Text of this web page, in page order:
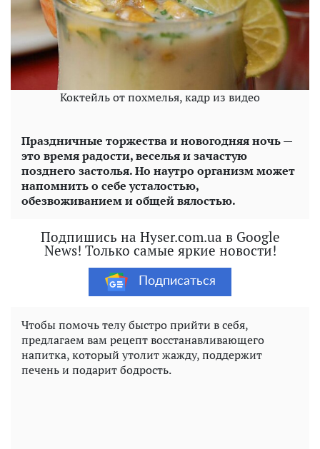
Коктейль от похмелья, кадр из видео
Праздничные торжества и новогодняя ночь —
это время радости, веселья и зачастую
позднего застолья. Но наутро организм может
напомнить о себе усталостью,
обезвоживанием и общей вялостью.
Подпишись на Hyser.com.ua в Google
News! Только самые яркие новости!
Подписаться
Чтобы помочь телу быстро прийти в себя,
предлагаем вам рецепт восстанавливающего
напитка, который утолит жажду, поддержит
печень и подарит бодрость.